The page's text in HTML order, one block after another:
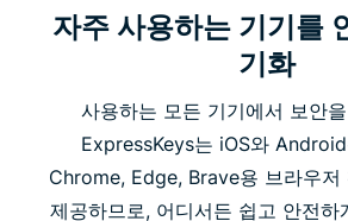
자주 사용하는 기기를
기화
사용하는 모든 기기에서 보안
ExpressKeys는 iOS와
Chrome, Edge, Brave용 브라우저
제공하므로, 어디서든 쉽고 안전하